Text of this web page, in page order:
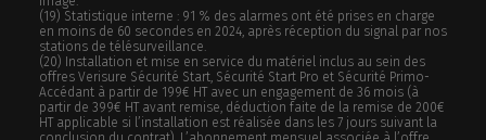
(19) Statistique interne : 91 % des alarmes ont été prises en charge
en moins de 60 secondes en 2024, après réception du signal par nos
stations de télésurveillance.
(20) Installation et mise en service du matériel inclus au sein des
offres Verisure Sécurité Start, Sécurité Start Pro et Sécurité Primo-
Accédant à partir de 199€ HT avec un engagement de 36 mois (à
partir de 399€ HT avant remise, déduction faite de la remise de 200€
HT applicable si l’installation est réalisée dans les 7 jours suivant la